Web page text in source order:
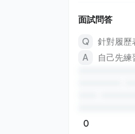
面試問答
針對履歷
自己先練
0